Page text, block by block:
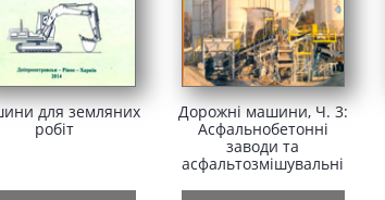
для земляних
робіт
Дорожні машини, Ч. 3:
Асфальнобетонні
заводи та
асфальтозмішувальні